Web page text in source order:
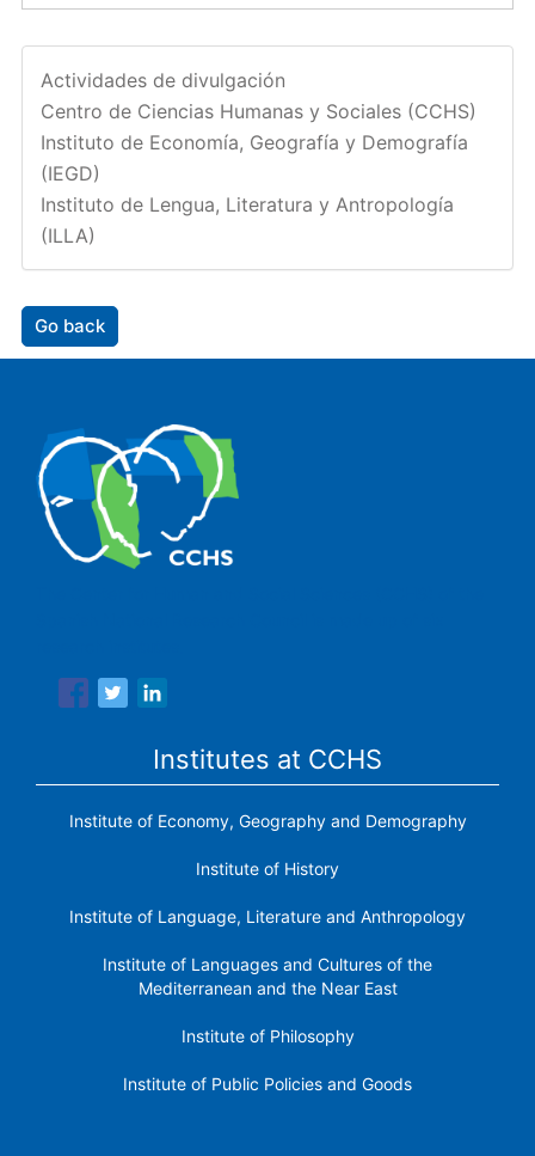
Actividades de divulgación
Centro de Ciencias Humanas y Sociales (CCHS)
Instituto de Economía, Geografía y Demografía
(IEGD)
Instituto de Lengua, Literatura y Antropología
(ILLA)
Go back
Institutes at CCHS
Institute of Economy, Geography and Demography
Institute of History
Institute of Language, Literature and Anthropology
Institute of Languages ​​and Cultures of the
Mediterranean and the Near East
Institute of Philosophy
Institute of Public Policies and Goods